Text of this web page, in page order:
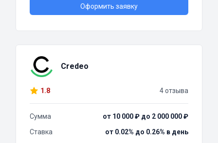
Оформить заявку
Credeo
1.8 4 отзыва
Сумма
от 10 000 ₽ до 2 000 000 ₽
Ставка
от 0.02% до 0.26% в день